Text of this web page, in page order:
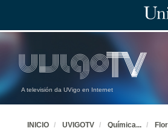
A televisión da UVigo en Internet
INICIO UVIGOTV Química...